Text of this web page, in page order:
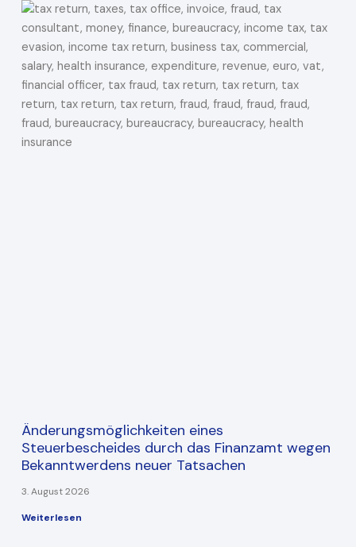
Änderungsmöglichkeiten eines
Steuerbescheides durch das Finanzamt wegen
Bekanntwerdens neuer Tatsachen
3. August 2026
Weiterlesen